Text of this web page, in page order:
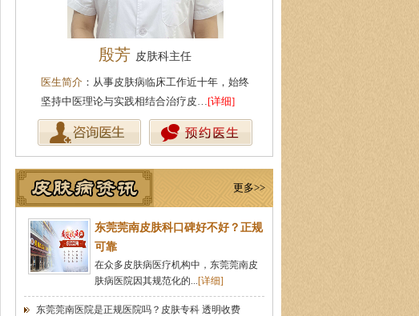
柯仙花 皮肤科主任
医生简介 ：东莞莞南皮肤病医院皮肤科主任，
从事皮肤病临床诊疗工作多年，在…[详细]
更多>>
东莞莞南皮肤科口碑好不好？正规
可靠
在众多皮肤病医疗机构中，东莞莞南皮
肤病医院因其规范化的...[详细]
东莞莞南医院是正规医院吗？皮肤专科 透明收费